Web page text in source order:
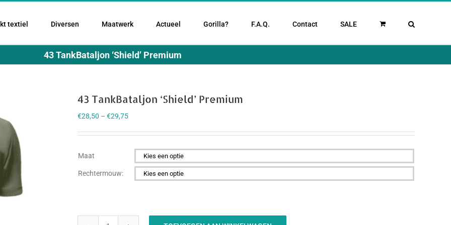
textiel Diversen Maatwerk Actueel Gorilla? F.A.Q. Contact SALE
43 TankBataljon ‘Shield’ Premium
43 TankBataljon ‘Shield’ Premium
€28,50 – €29,75
Maat

Rechtermouw: